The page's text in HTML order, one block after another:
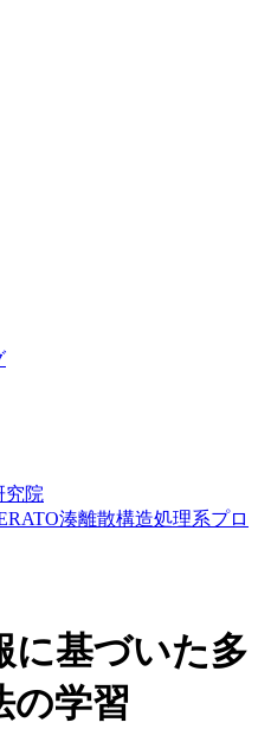
究院
湊離散構造処理系プロ
に基づいた多
の学習